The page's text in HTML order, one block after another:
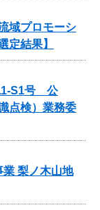
域プロモーシ
定結果】
S1号 公
点検）業務委
業 梨ノ木山地